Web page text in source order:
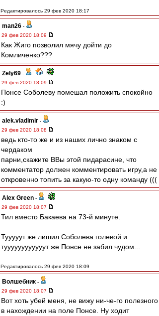
Редактировалось 29 фев 2020 18:17
man26 -
29 фев 2020 18:09
Как Жиго позволил мячу дойти до
Комличенко???
Zely69 -
29 фев 2020 18:09
Понсе Соболеву помешал положить спокойно
:)
alek.vladimir -
29 фев 2020 18:08
ведь кто-то же и из наших лично знаком с
чердаком
парни,скажите ВВы этой пидарасине, что
комментатор должен комментировать игру,а не
откровенно топить за какую-то одну команду (((
Alex Green -
29 фев 2020 18:07
Тил вместо Бакаева на 73-й минуте.
Тууууут же лишил Соболева голевой и
туууууууууууут же Понсе не забил чудом...
Редактировалось 29 фев 2020 18:09
Волшебник -
29 фев 2020 18:07
Вот хоть убей меня, не вижу ни-че-го полезного
в нахождении на поле Понсе. Ну ходит